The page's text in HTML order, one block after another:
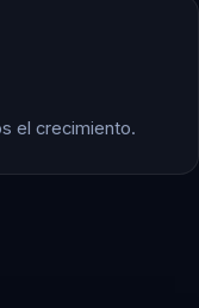
el crecimiento.